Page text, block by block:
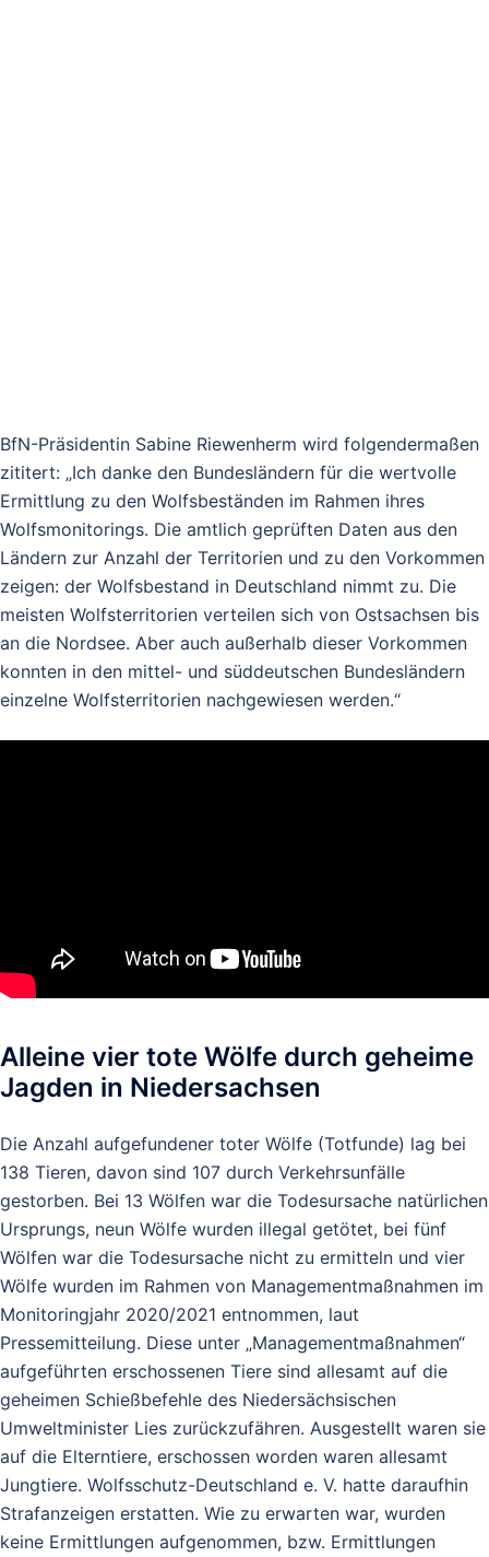
BfN-Präsidentin Sabine Riewenherm wird folgendermaßen
zititert: „Ich danke den Bundesländern für die wertvolle
Ermittlung zu den Wolfsbeständen im Rahmen ihres
Wolfsmonitorings. Die amtlich geprüften Daten aus den
Ländern zur Anzahl der Territorien und zu den Vorkommen
zeigen: der Wolfsbestand in Deutschland nimmt zu. Die
meisten Wolfsterritorien verteilen sich von Ostsachsen bis
an die Nordsee. Aber auch außerhalb dieser Vorkommen
konnten in den mittel- und süddeutschen Bundesländern
einzelne Wolfsterritorien nachgewiesen werden.“
Alleine vier tote Wölfe durch geheime
Jagden in Niedersachsen
Die Anzahl aufgefundener toter Wölfe (Totfunde) lag bei
138 Tieren, davon sind 107 durch Verkehrsunfälle
gestorben. Bei 13 Wölfen war die Todesursache natürlichen
Ursprungs, neun Wölfe wurden illegal getötet, bei fünf
Wölfen war die Todesursache nicht zu ermitteln und vier
Wölfe wurden im Rahmen von Managementmaßnahmen im
Monitoringjahr 2020/2021 entnommen, laut
Pressemitteilung. Diese unter „Managementmaßnahmen“
aufgeführten erschossenen Tiere sind allesamt auf die
geheimen Schießbefehle des Niedersächsischen
Umweltminister Lies zurückzufähren. Ausgestellt waren sie
auf die Elterntiere, erschossen worden waren allesamt
Jungtiere. Wolfsschutz-Deutschland e. V. hatte daraufhin
Strafanzeigen erstatten. Wie zu erwarten war, wurden
keine Ermittlungen aufgenommen, bzw. Ermittlungen